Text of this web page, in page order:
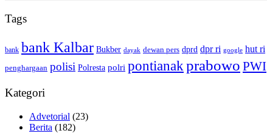
Tags
bank bank Kalbar Bukber dayak dewan pers dprd dpr ri google hut ri
penghargaan polisi Polresta polri pontianakprabowo PWI
Kategori
Advetorial (23)
Berita (182)